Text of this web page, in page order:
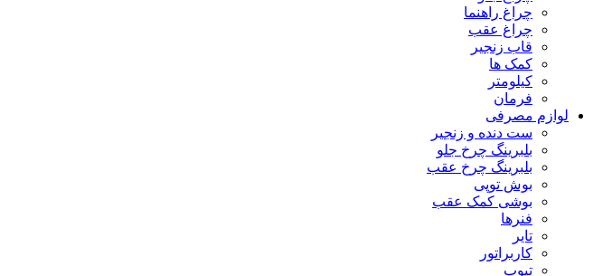
چراغ راهنما
چراغ عقب
قاب زنجیر
کمک ها
کیلومتر
فرمان
لوازم مصرفی
ست دنده و زنجیر
بلبرینگ چرخ جلو
بلبرینگ چرخ عقب
بوش توپی
بوشی کمک عقب
فنرها
تایر
کاربراتور
تیوپ